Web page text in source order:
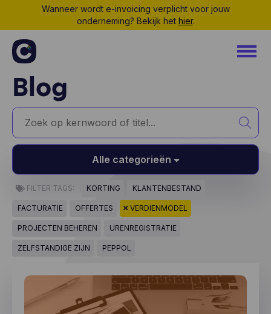
Wanneer wordt e-invoicing verplicht voor jouw
onderneming? Bekijk het hier.
Alle categorieën
Blog
FILTER TAGS: KORTING KLANTENBESTAND
FACTURATIE OFFERTES VERDIENMODEL
PROJECTEN BEHEREN URENREGISTRATIE
ZELFSTANDIGE ZIJN PEPPOL